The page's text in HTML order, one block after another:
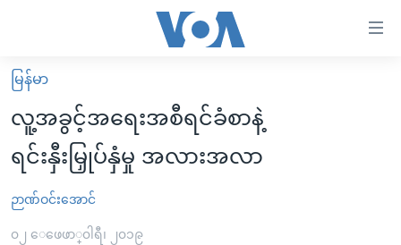
လွယ်ကူ
စေ
သည့်
Link
များ
ပင်မ
မူလစာမျက်နှာ
မြန်မာ
ကမ္ဘာ့သတင်းများ
နိုင်ငံတကာ
ဗွီဒီယို
သတင်းလွတ်လပ်ခွင့်
မြန်မာ
လူ့အခွင့်အရေးအစီရင်ခံစာနဲ့
ရင်းနှီးမြှုပ်နှံမှု အလားအလာ
ဉာဏ်ဝင်းအောင်
၀၂ ေဖေဖာ္၀ါရီ၊ ၂၀၁၉